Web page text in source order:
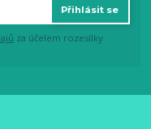
Přihlásit se
za účelem rozesílky